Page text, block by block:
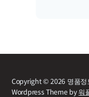
Copyright © 2026 명품정
Wordpress Theme by워